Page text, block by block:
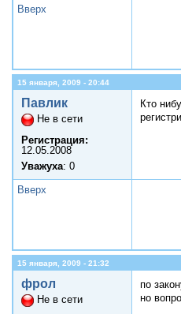
Вверх
15 января, 2009 - 20:44
Павлик
Не в сети
Регистрация:
12.05.2008
Уважуха: 0
Кто
Вверх
15 января, 2009 - 21:32
фрол
Не в сети
по
но